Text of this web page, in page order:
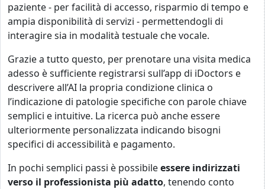
paziente - per facilità di accesso, risparmio di tempo e
ampia disponibilità di servizi - permettendogli di
interagire sia in modalità testuale che vocale.
Grazie a tutto questo, per prenotare una visita medica
adesso è sufficiente registrarsi sull’app di iDoctors e
descrivere all’AI la propria condizione clinica o
l’indicazione di patologie specifiche con parole chiave
semplici e intuitive. La ricerca può anche essere
ulteriormente personalizzata indicando bisogni
specifici di accessibilità e pagamento.
In pochi semplici passi è possibileessere indirizzati
verso il professionista più adatto, tenendo conto